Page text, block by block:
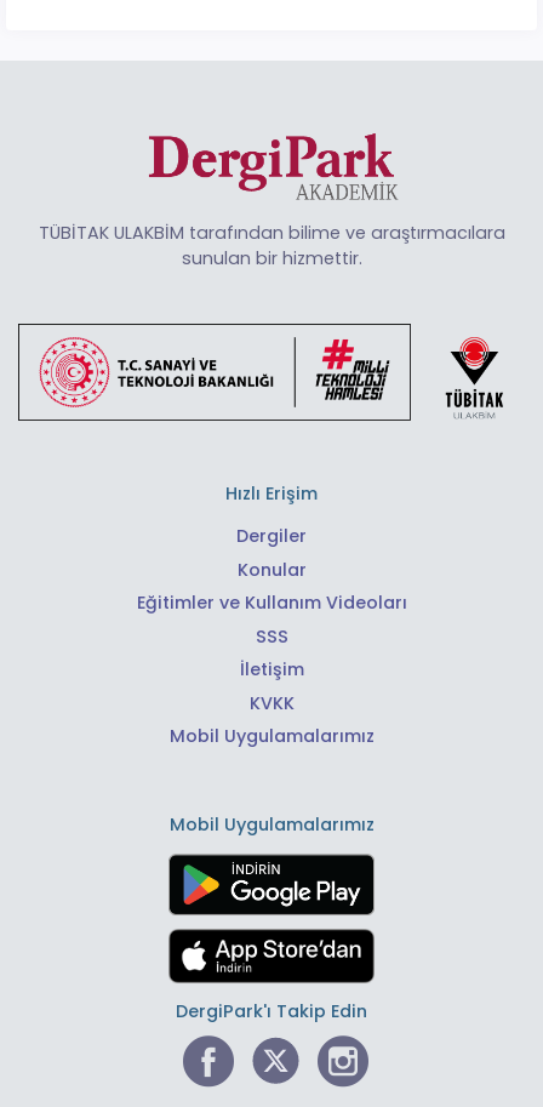
TÜBİTAK ULAKBİM tarafından bilime ve araştırmacılara
sunulan bir hizmettir.
Hızlı Erişim
Dergiler
Konular
Eğitimler ve Kullanım Videoları
SSS
İletişim
KVKK
Mobil Uygulamalarımız
Mobil Uygulamalarımız
DergiPark'ı Takip Edin